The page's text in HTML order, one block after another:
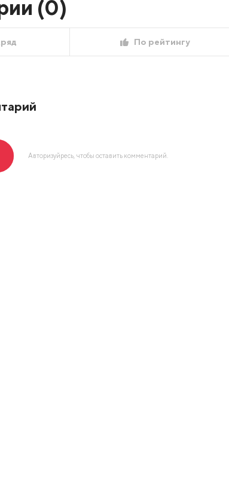
(0)
По рейтингу
Авторизуйресь, чтобы оставить комментарий.